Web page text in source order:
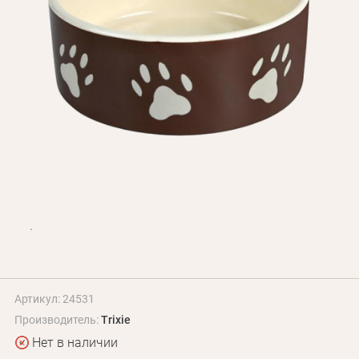
О КОМПАНИИ
БЛОГ
Оплата и доставка
Программа лояльности
Артикул: 24531
Производитель:Trixie
Нет в наличии